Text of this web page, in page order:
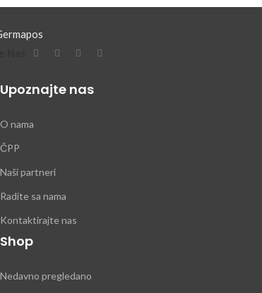
Upoznajte nas
O nama
ČPP
Naši partneri
Radite sa nama
Kontaktirajte nas
Shop
Nedavno pregledano